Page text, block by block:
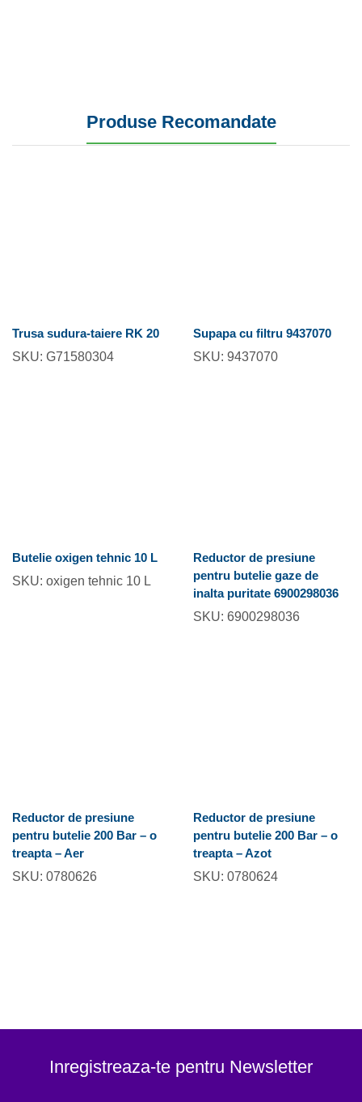
Produse Recomandate
Trusa sudura-taiere RK 20
SKU: G71580304
Supapa cu filtru 9437070
SKU: 9437070
Butelie oxigen tehnic 10 L
SKU: oxigen tehnic 10 L
Reductor de presiune
pentru butelie gaze de
inalta puritate 6900298036
SKU: 6900298036
Reductor de presiune
pentru butelie 200 Bar – o
treapta – Aer
SKU: 0780626
Reductor de presiune
pentru butelie 200 Bar – o
treapta – Azot
SKU: 0780624
Inregistreaza-te pentru Newsletter